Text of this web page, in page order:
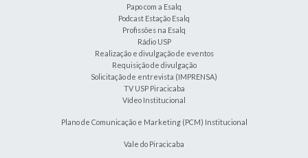
Papo com a Esalq
Podcast Estação Esalq
Profissões na Esalq
Rádio USP
Realização e divulgação de eventos
Requisição de divulgação
Solicitação de entrevista (IMPRENSA)
TV USP Piracicaba
Vídeo Institucional
Plano de Comunicação e Marketing (PCM) Institucional
Vale do Piracicaba